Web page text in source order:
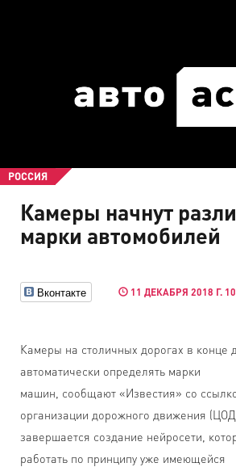
РОССИЯ
Камеры начнут
марки автомобилей
Вконтакте 11 ДЕКАБРЯ 2018 Г.
Камеры на столичных дорогах в конце
автоматически определять марки
машин, сообщают «Известия» со
организации дорожного движения
завершается создание нейросети,
работать по принципу уже имеющейся